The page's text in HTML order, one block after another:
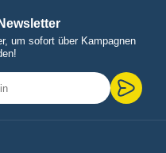
um sofort über Kampagnen